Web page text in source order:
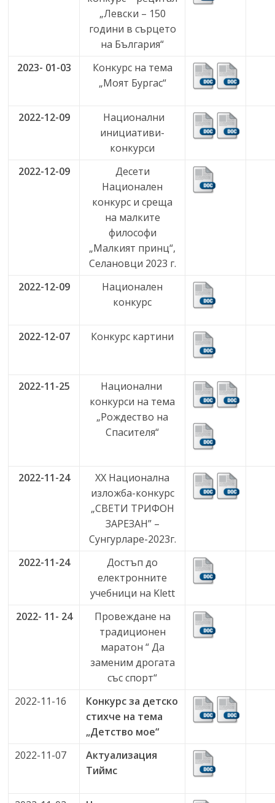
„Левски – 150
години в сърцето
на България“
2023- 01-03
Конкурс на тема
„Моят Бургас“
2022-12-09
Национални
инициативи-
конкурси
2022-12-09
Десети
Национален
конкурс и среща
на малките
философи
„Малкият принц“,
Селановци 2023 г.
2022-12-09
Национален
конкурс
2022-12-07 Конкурс картини
2022-11-25
Национални
конкурси на тема
„Рождество на
Спасителя“
2022-11-24
XX Национална
изложба-конкурс
„СВЕТИ ТРИФОН
ЗАРЕЗАН” –
Сунгурларе-2023г.
2022-11-24
Достъп до
електронните
учебници на Klett
2022- 11- 24
Провеждане на
традиционен
маратон “ Да
заменим дрогата
със спорт“
2022-11-16
Конкурс за детско
стихче на тема
„Детство мое“
2022-11-07
Актуализация
Тиймс